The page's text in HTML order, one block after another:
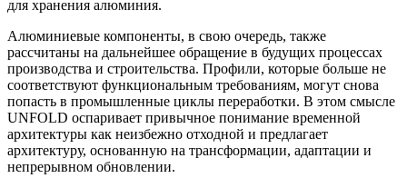
для хранения алюминия.
Алюминиевые компоненты, в свою очередь, также
рассчитаны на дальнейшее обращение в будущих процессах
производства и строительства. Профили, которые больше не
соответствуют функциональным требованиям, могут снова
попасть в промышленные циклы переработки. В этом смысле
UNFOLD оспаривает привычное понимание временной
архитектуры как неизбежно отходной и предлагает
архитектуру, основанную на трансформации, адаптации и
непрерывном обновлении.